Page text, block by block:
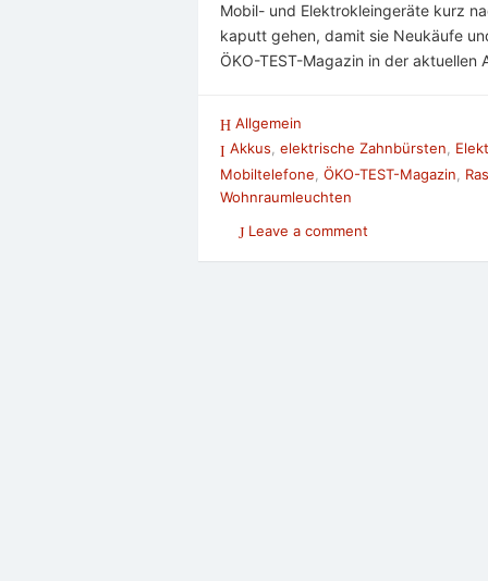
Mobil- und Elektrokleingeräte kurz
kaputt gehen, damit sie Neukäufe
ÖKO-TEST-Magazin in der
Allgemein
Akkus, elektrische Zahnbürsten,
Mobiltelefone ÖKO-TEST-Magazin
Wohnraumleuchten
Leave a comment